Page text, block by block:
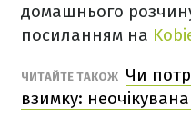
домашнього
посиланням на
ЧИТАЙТЕ ТАКОЖ Чи
взимку: неочікувана